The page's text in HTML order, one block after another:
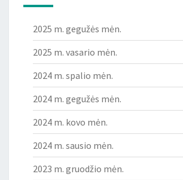
2025 m. gegužės mėn.
2025 m. vasario mėn.
2024 m. spalio mėn.
2024 m. gegužės mėn.
2024 m. kovo mėn.
2024 m. sausio mėn.
2023 m. gruodžio mėn.